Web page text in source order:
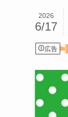
2026
6/17
広告